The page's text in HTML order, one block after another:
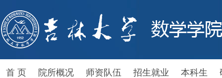
首 页 院所概况 师资队伍 招生就业 本科生